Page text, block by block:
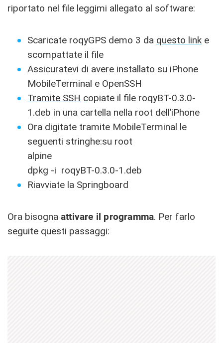
riportato nel file leggimi allegato al software:
Scaricate roqyGPS demo 3 da questo link e
scompattate il file
Assicuratevi di avere installato su iPhone
MobileTerminal e OpenSSH
Tramite SSH copiate il file roqyBT-0.3.0-
1.deb in una cartella nella root dell’iPhone
Ora digitate tramite MobileTerminal le
seguenti stringhe:su root
alpine
dpkg -i roqyBT-0.3.0-1.deb
Riavviate la Springboard
Ora bisogna attivare il programma. Per farlo
seguite questi passaggi: